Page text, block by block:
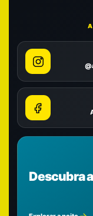
Descubra